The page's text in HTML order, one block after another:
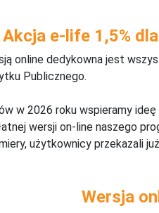
Akcja e-life 1,5%
online dedykowna jest
Publicznego.
w 2026 roku wspieramy
wersji on-line naszego
użytkownicy przekazali
Wersja